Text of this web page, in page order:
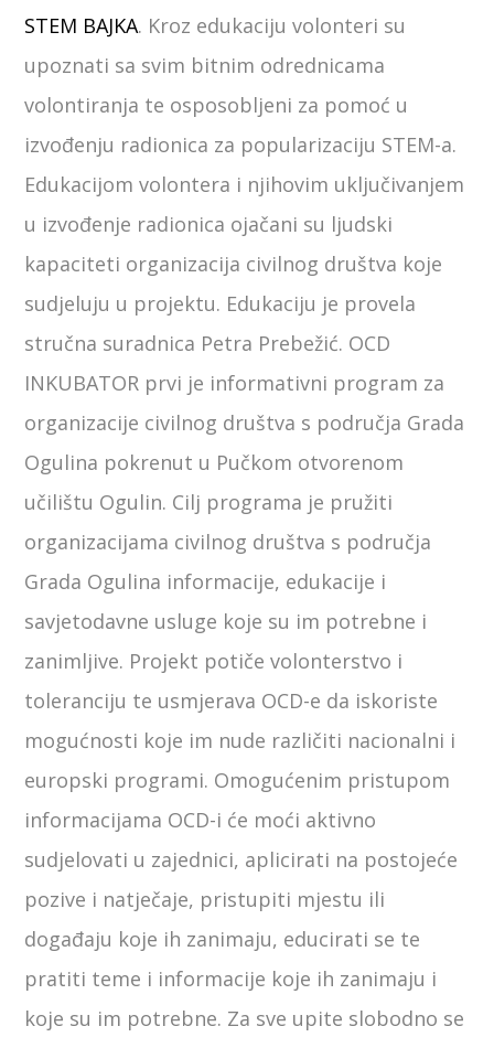
STEM BAJKA. Kroz edukaciju volonteri su
upoznati sa svim bitnim odrednicama
volontiranja te osposobljeni za pomoć u
izvođenju radionica za popularizaciju STEM-a.
Edukacijom volontera i njihovim uključivanjem
u izvođenje radionica ojačani su ljudski
kapaciteti organizacija civilnog društva koje
sudjeluju u projektu. Edukaciju je provela
stručna suradnica Petra Prebežić. OCD
INKUBATOR prvi je informativni program za
organizacije civilnog društva s područja Grada
Ogulina pokrenut u Pučkom otvorenom
učilištu Ogulin. Cilj programa je pružiti
organizacijama civilnog društva s područja
Grada Ogulina informacije, edukacije i
savjetodavne usluge koje su im potrebne i
zanimljive. Projekt potiče volonterstvo i
toleranciju te usmjerava OCD-e da iskoriste
mogućnosti koje im nude različiti nacionalni i
europski programi. Omogućenim pristupom
informacijama OCD-i će moći aktivno
sudjelovati u zajednici, aplicirati na postojeće
pozive i natječaje, pristupiti mjestu ili
događaju koje ih zanimaju, educirati se te
pratiti teme i informacije koje ih zanimaju i
koje su im potrebne. Za sve upite slobodno se